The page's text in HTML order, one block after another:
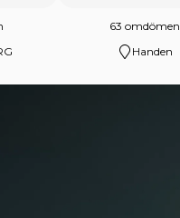
63 omdömen
Handen